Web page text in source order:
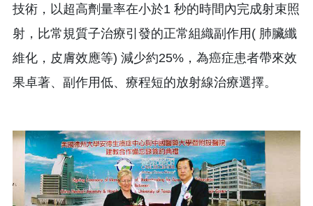
技術，以超高劑量率在小於1 秒的時間內完成射束照
射，比常規質子治療引發的正常組織副作用( 肺臟纖
維化，皮膚效應等) 減少約25%，為癌症患者帶來效
果卓著、副作用低、療程短的放射線治療選擇。